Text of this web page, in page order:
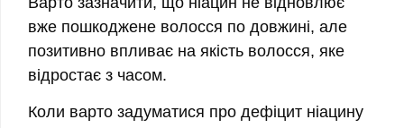
вже пошкоджене волосся по довжині, але
позитивно впливає на якість волосся, яке
відростає з часом.
Коли варто задуматися про дефіцит ніацину